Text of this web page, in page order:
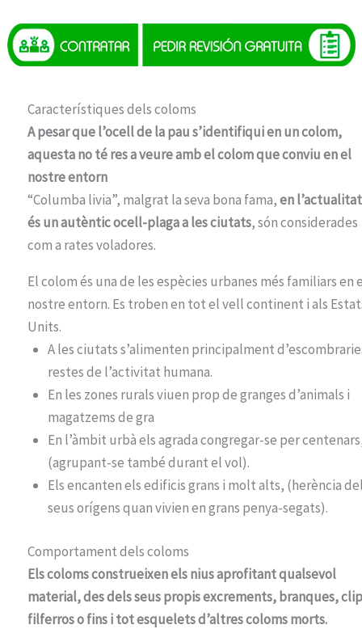
Característiques dels coloms
A pesar que l’ocell de la pau s’identifiqui en un colom,
aquesta no té res a veure amb el colom que conviu en el
nostre entorn
“Columba livia”, malgrat la seva bona fama,en l’actualitat
és un autèntic ocell-plaga a les ciutats, són considerades
com a rates voladores.
El colom és una de les espècies urbanes més familiars en
nostre entorn. Es troben en tot el vell continent i als
Units.
A les ciutats s’alimenten principalment
restes de l’activitat humana.
En les zones rurals viuen prop de granges d’animals i
magatzems de gra
En l’àmbit urbà els agrada congregar-se per
(agrupant-se també durant el vol).
Els encanten els edificis grans i molt alts, (herència
seus orígens quan vivien en grans penya-segats).
Comportament dels coloms
Els coloms construeixen els nius aprofitant qualsevol
material, des dels seus propis excrements, branques,
filferros o fins i tot esquelets d’altres coloms morts.